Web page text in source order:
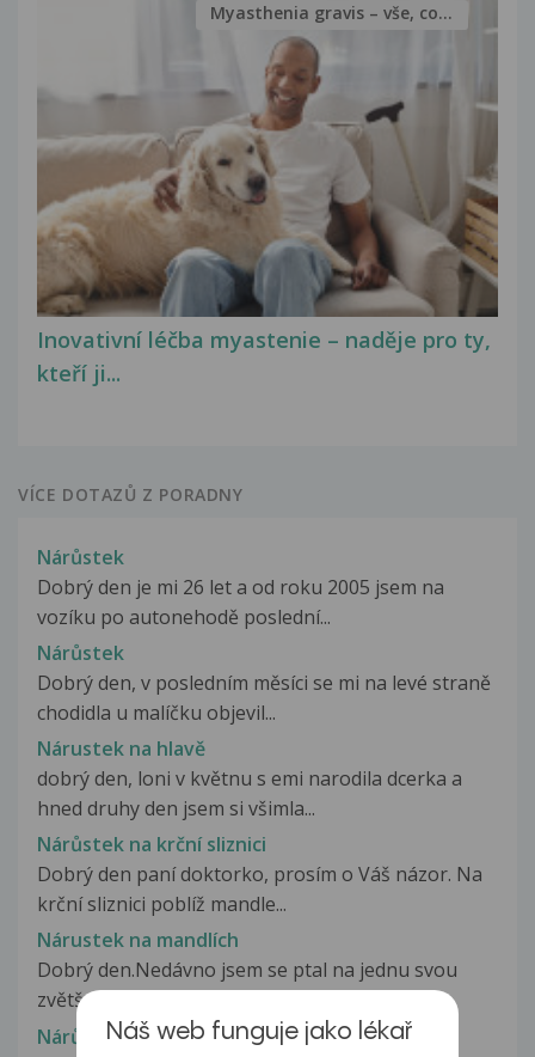
Inovativní léčba myastenie – naděje pro ty,
kteří ji...
Myasthenia gravis – vše, co...
VÍCE DOTAZŮ Z PORADNY
Nárůstek
Dobrý den je mi 26 let a od roku 2005 jsem na
vozíku po autonehodě poslední...
Nárůstek
Dobrý den, v posledním měsíci se mi na levé straně
chodidla u malíčku objevil...
Nárustek na hlavě
dobrý den, loni v květnu s emi narodila dcerka a
hned druhy den jsem si všimla...
Nárůstek na krční sliznici
Dobrý den paní doktorko, prosím o Váš názor. Na
krční sliznici poblíž mandle...
Nárustek na mandlích
Dobrý den.Nedávno jsem se ptal na jednu svou
zvětšenou mandli. Levá mandle mi...
Nárůstek na páteři
Náš web funguje jako lékař